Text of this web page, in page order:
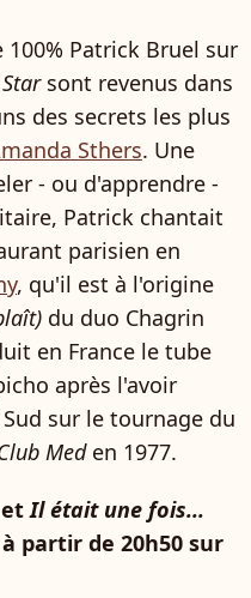
Patrick Bruel sur
sont revenus dans
des secrets les plus
Sthers. Une
- ou d'apprendre -
Patrick chantait
parisien en
, qu'il est à l'origine
du duo Chagrin
en France le tube
après l'avoir
sur le tournage du
Meden 1977.
etIl était une fois...
partir de 20h50 sur